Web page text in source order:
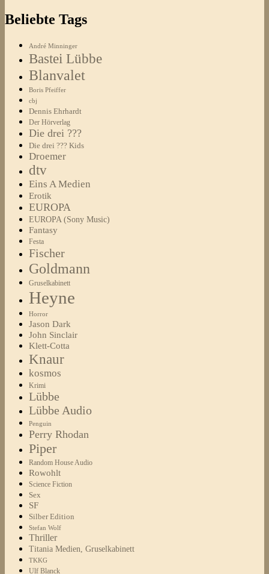
Beliebte Tags
André Minninger
Bastei Lübbe
Blanvalet
Boris Pfeiffer
cbj
Dennis Ehrhardt
Der Hörverlag
Die drei ???
Die drei ??? Kids
Droemer
dtv
Eins A Medien
Erotik
EUROPA
EUROPA (Sony Music)
Fantasy
Festa
Fischer
Goldmann
Gruselkabinett
Heyne
Horror
Jason Dark
John Sinclair
Klett-Cotta
Knaur
kosmos
Krimi
Lübbe
Lübbe Audio
Penguin
Perry Rhodan
Piper
Random House Audio
Rowohlt
Science Fiction
Sex
SF
Silber Edition
Stefan Wolf
Thriller
Titania Medien, Gruselkabinett
TKKG
Ulf Blanck